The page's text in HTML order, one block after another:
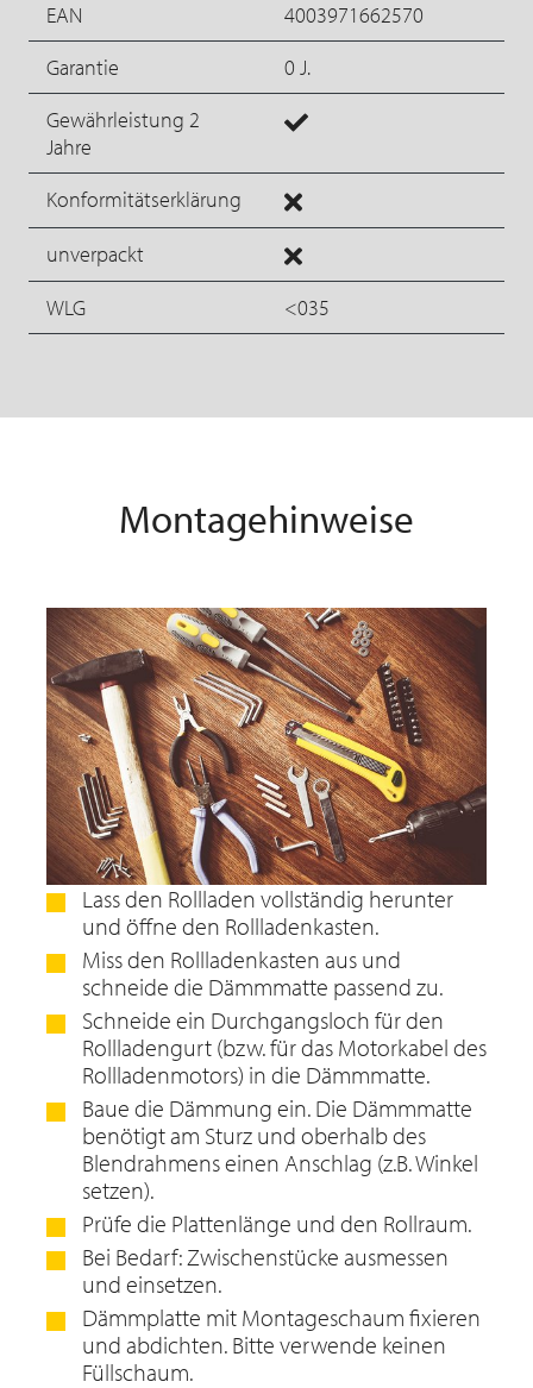
EAN
4003971662570
Garantie
0 J.
Gewährleistung 2
Jahre
Konformitätserklärung
unverpackt
WLG
<035
Montagehinweise
Lass den Rollladen vollständig herunter
und öffne den Rollladenkasten.
Miss den Rollladenkasten aus und
schneide die Dämmmatte passend zu.
Schneide ein Durchgangsloch für den
Rollladengurt (bzw. für das Motorkabel des
Rollladenmotors) in die Dämmmatte.
Baue die Dämmung ein. Die Dämmmatte
benötigt am Sturz und oberhalb des
Blendrahmens einen Anschlag (z.B. Winkel
setzen).
Prüfe die Plattenlänge und den Rollraum.
Bei Bedarf: Zwischenstücke ausmessen
und einsetzen.
Dämmplatte mit Montageschaum fixieren
und abdichten. Bitte verwende keinen
Füllschaum.